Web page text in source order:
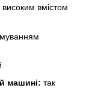
високим вмістом
машині: так